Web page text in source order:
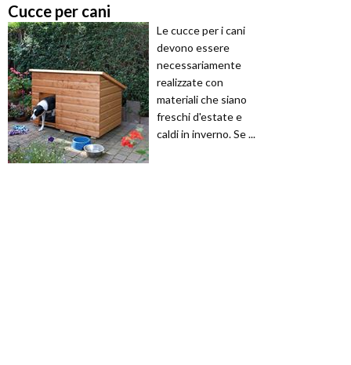
Cucce per cani
Le cucce per i cani
devono essere
necessariamente
realizzate con
materiali che siano
freschi d'estate e
caldi in inverno. Se ...